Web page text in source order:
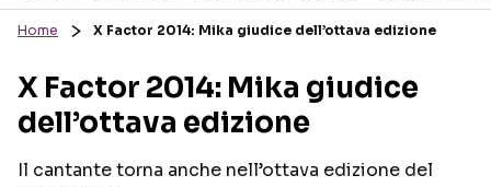
RECENSIONI MUSICALI
INTERVISTE
GOSSIP E CURIOSITÀ
TESTI CANZONI
TOUR ED EVENTI
TALENT SHOW
Home X Factor 2014: Mika giudice dell’ottava edizione
X Factor 2014: Mika giudice
dell’ottava edizione
Il cantante torna anche nell’ottava edizione del